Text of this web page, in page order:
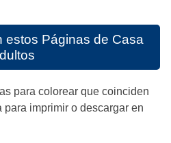
estos Páginas de Casa
para colorear que coinciden
imprimir o descargar en